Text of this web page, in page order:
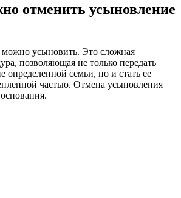
отменить усыновление
можно усыновить. Это сложная
позволяющая не только передать
определенной семьи, но и стать ее
частью. Отмена усыновления